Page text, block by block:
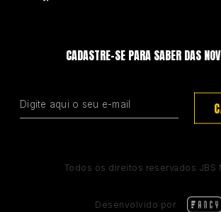
CADASTRE-SE PARA SABER DAS
Todos os direitos reservados JBS
Desenvolvido por